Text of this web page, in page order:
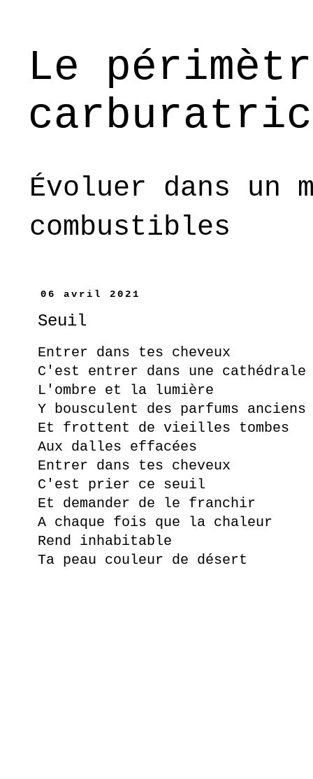
Le
Évoluer dans un
combustibles
06 avril 2021
Seuil
Entrer dans tes cheveux
C'est entrer dans une cathédrale
L'ombre et la lumière
Y bousculent des parfums anciens
Et frottent de vieilles tombes
Aux dalles effacées
Entrer dans tes cheveux
C'est prier ce seuil
Et demander de le franchir
A chaque fois que la chaleur
Rend inhabitable
Ta peau couleur de désert